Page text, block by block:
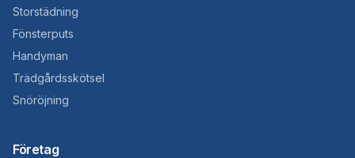
Storstädning
Fönsterputs
Handyman
Trädgårdsskötsel
Snöröjning
Företag